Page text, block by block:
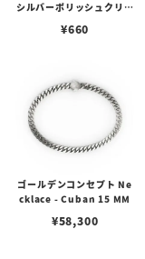
シルバーポリッシュクリー
ュ）
¥660
ゴールデンコンセプト Ne
cklace - Cuban 15 MM
¥58,300